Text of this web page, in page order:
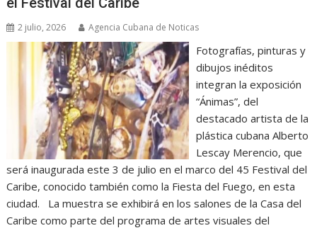
2 julio, 2026 Agencia Cubana de Noticas
Fotografías, pinturas y
dibujos inéditos
integran la exposición
“Ánimas”, del
destacado artista de la
plástica cubana Alberto
Lescay Merencio, que
será inaugurada este 3 de julio en el marco del 45 Festival del
Caribe, conocido también como la Fiesta del Fuego, en esta
ciudad. La muestra se exhibirá en los salones de la Casa del
Caribe como parte del programa de artes visuales del